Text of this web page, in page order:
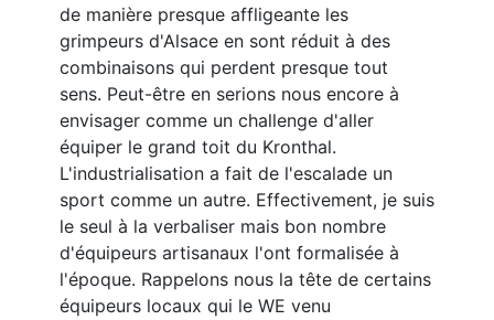
de manière presque affligeante les
grimpeurs d'Alsace en sont réduit à des
combinaisons qui perdent presque tout
sens. Peut-être en serions nous encore à
envisager comme un challenge d'aller
équiper le grand toit du Kronthal.
L'industrialisation a fait de l'escalade un
sport comme un autre. Effectivement, je suis
le seul à la verbaliser mais bon nombre
d'équipeurs artisanaux l'ont formalisée à
l'époque. Rappelons nous la tête de certains
équipeurs locaux qui le WE venu